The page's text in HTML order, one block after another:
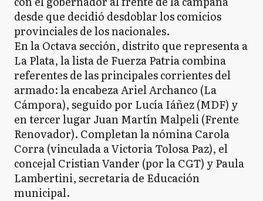
desde que decidió desdoblar los comicios
provinciales de los nacionales.
En la Octava sección, distrito que representa a
La Plata, la lista de Fuerza Patria combina
referentes de las principales corrientes del
armado: la encabeza Ariel Archanco (La
Cámpora), seguido por Lucía Iáñez (MDF) y
en tercer lugar Juan Martín Malpeli (Frente
Renovador). Completan la nómina Carola
Corra (vinculada a Victoria Tolosa Paz), el
concejal Cristian Vander (por la CGT) y Paula
Lambertini, secretaria de Educación
municipal.